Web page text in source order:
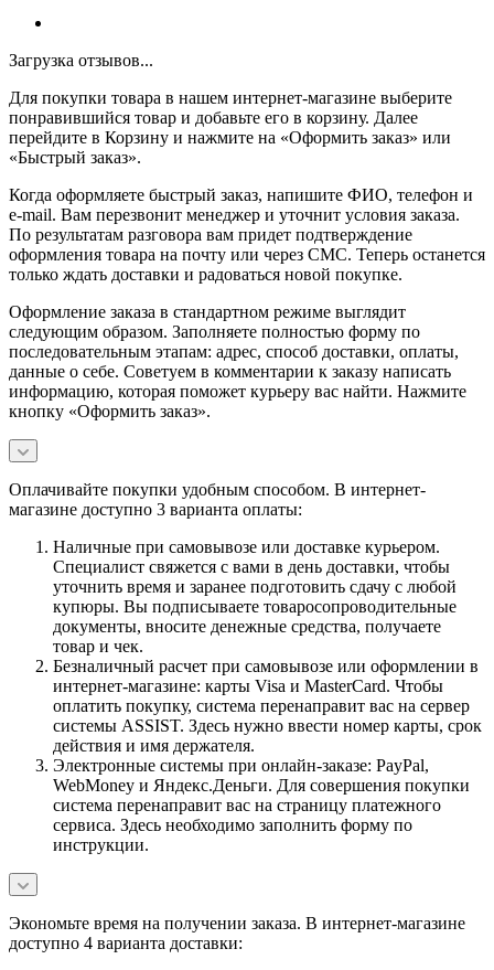
Загрузка отзывов...
Для покупки товара в нашем интернет-магазине выберите
понравившийся товар и добавьте его в корзину. Далее
перейдите в Корзину и нажмите на «Оформить заказ» или
«Быстрый заказ».
Когда оформляете быстрый заказ, напишите ФИО, телефон и
e-mail. Вам перезвонит менеджер и уточнит условия заказа.
По результатам разговора вам придет подтверждение
оформления товара на почту или через СМС. Теперь останется
только ждать доставки и радоваться новой покупке.
Оформление заказа в стандартном режиме выглядит
следующим образом. Заполняете полностью форму по
последовательным этапам: адрес, способ доставки, оплаты,
данные о себе. Советуем в комментарии к заказу написать
информацию, которая поможет курьеру вас найти. Нажмите
кнопку «Оформить заказ».
Оплачивайте покупки удобным способом. В интернет-
магазине доступно 3 варианта оплаты:
Наличные при самовывозе или доставке курьером.
Специалист свяжется с вами в день доставки, чтобы
уточнить время и заранее подготовить сдачу с любой
купюры. Вы подписываете товаросопроводительные
документы, вносите денежные средства, получаете
товар и чек.
Безналичный расчет при самовывозе или оформлении в
интернет-магазине: карты Visa и MasterCard. Чтобы
оплатить покупку, система перенаправит вас на сервер
системы ASSIST. Здесь нужно ввести номер карты, срок
действия и имя держателя.
Электронные системы при онлайн-заказе: PayPal,
WebMoney и Яндекс.Деньги. Для совершения покупки
система перенаправит вас на страницу платежного
сервиса. Здесь необходимо заполнить форму по
инструкции.
Экономьте время на получении заказа. В интернет-магазине
доступно 4 варианта доставки: